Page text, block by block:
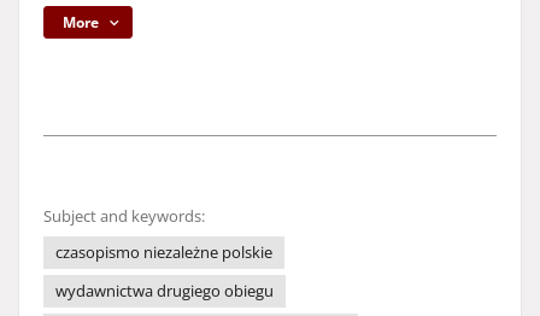
More
Subject and keywords:
czasopismo niezależne polskie
wydawnictwa drugiego obiegu